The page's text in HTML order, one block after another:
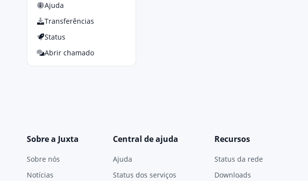
Ajuda
Transferências
Status
Abrir chamado
Sobre a Juxta
Sobre nós
Notícias
Central de ajuda
Ajuda
Status dos serviços
Recursos
Status da rede
Downloads